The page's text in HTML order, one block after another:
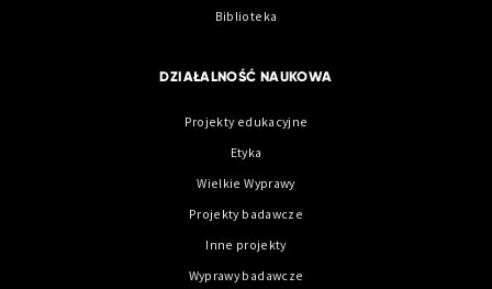
Biblioteka
DZIAŁALNOŚĆ NAUKOWA
Projekty edukacyjne
Etyka
Wielkie Wyprawy
Projekty badawcze
Inne projekty
Wyprawy badawcze